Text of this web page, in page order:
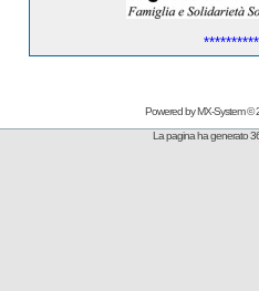
Powered byMX-System©
La pagina ha generato